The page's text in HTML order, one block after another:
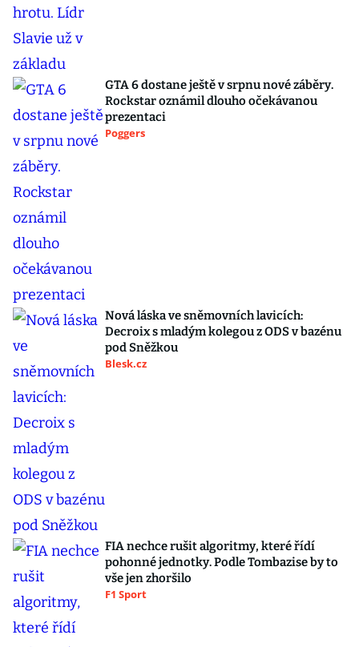
GTA 6 dostane ještě v srpnu nové záběry.
Rockstar oznámil dlouho očekávanou
prezentaci
Poggers
Nová láska ve sněmovních lavicích:
Decroix s mladým kolegou z ODS v bazénu
pod Sněžkou
Blesk.cz
FIA nechce rušit algoritmy, které řídí
pohonné jednotky. Podle Tombazise by to
vše jen zhoršilo
F1 Sport